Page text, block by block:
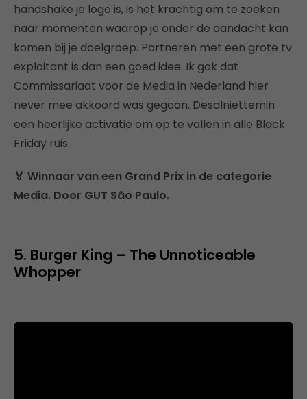
handshake je logo is, is het krachtig om te zoeken
naar momenten waarop je onder de aandacht kan
komen bij je doelgroep. Partneren met een grote tv
exploitant is dan een goed idee. Ik gok dat
Commissariaat voor de Media in Nederland hier
never mee akkoord was gegaan. Desalniettemin
een heerlijke activatie om op te vallen in alle Black
Friday ruis.
🏅 Winnaar van een Grand Prix in de categorie
Media. Door GUT São Paulo.
5. Burger King – The Unnoticeable
Whopper